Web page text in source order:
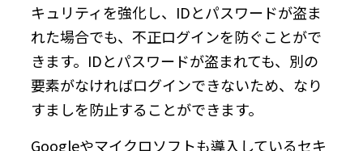
キュリティを強化し、IDとパスワードが盗ま
れた場合でも、不正ログインを防ぐことがで
きます。IDとパスワードが盗まれても、別の
要素がなければログインできないため、なり
すましを防止することができます。
Googleやマイクロソフトも導入しているセキ